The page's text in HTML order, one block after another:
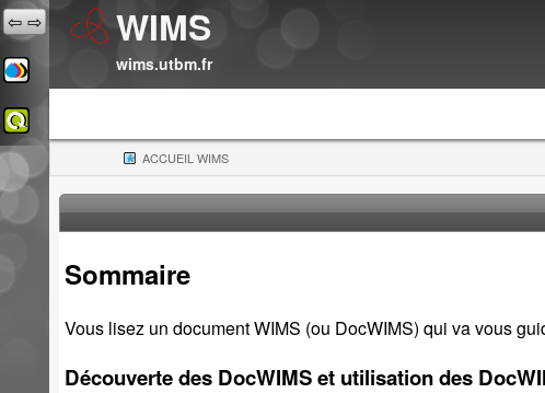
WIMS
wims.utbm.fr
ACCUEIL WIMS(CURRENT)
Sommaire
Vous lisez un document WIMS (ou DocWIMS) qui va vous
Découverte des DocWIMS et utilisation des
⇦⇨